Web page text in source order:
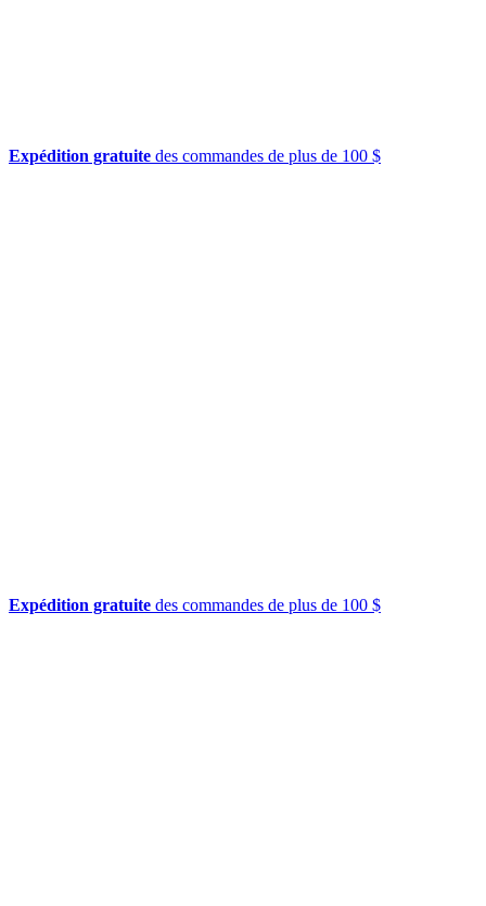
Expédition gratuite des commandes de plus de 100 $
Expédition gratuite des commandes de plus de 100 $